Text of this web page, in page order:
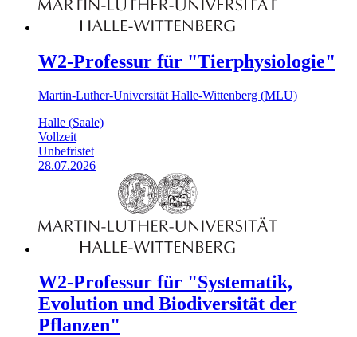
W2-Professur für "Tierphysiologie"
Martin-Luther-Universität Halle-Wittenberg (MLU)
Halle (Saale)
Vollzeit
Unbefristet
28.07.2026
W2-Professur für "Systematik,
Evolution und Biodiversität der
Pflanzen"